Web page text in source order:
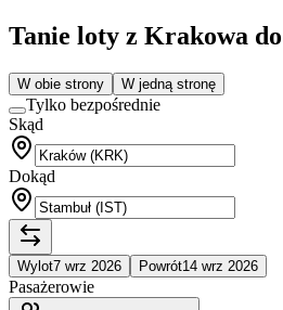
Tanie loty z Krakowa do
W obie strony W jedną stronę
Tylko bezpośrednie
Skąd
Dokąd
Wylot7 wrz 2026 Powrót14 wrz 2026
Pasażerowie